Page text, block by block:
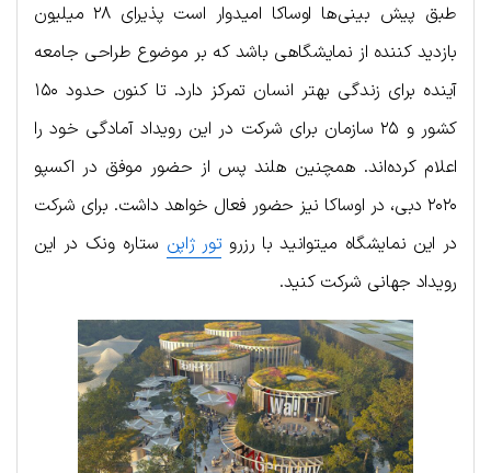
طبق پیش بینی‌ها اوساکا امیدوار است پذیرای ۲۸ میلیون
بازدید کننده از نمایشگاهی باشد که بر موضوع طراحی جامعه
آینده برای زندگی بهتر انسان تمرکز دارد. تا کنون حدود ۱۵۰
کشور و ۲۵ سازمان برای شرکت در این رویداد آمادگی خود را
اعلام کرده‌اند. همچنین هلند پس از حضور موفق در اکسپو
۲۰۲۰ دبی، در اوساکا نیز حضور فعال خواهد داشت. برای شرکت
در این نمایشگاه میتوانید با رزرو تور ژاپن ستاره ونک در این
رویداد جهانی شرکت کنید.